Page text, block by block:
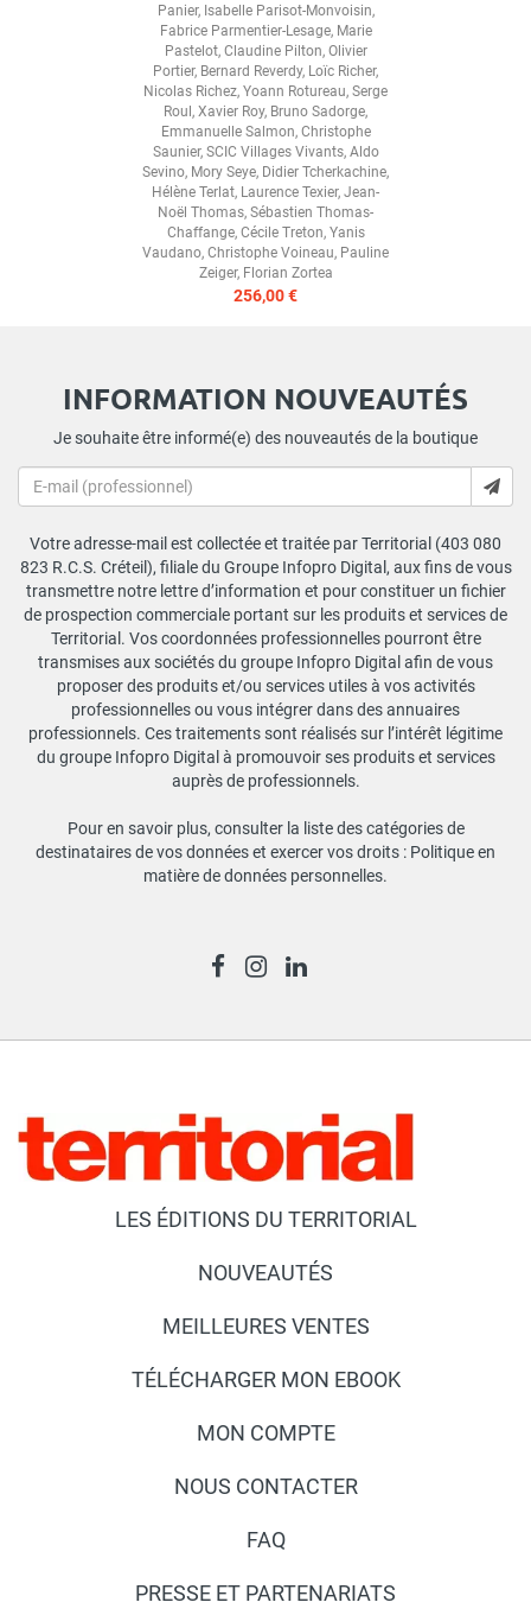
Panier, Isabelle Parisot-Monvoisin,
Fabrice Parmentier-Lesage, Marie
Pastelot, Claudine Pilton, Olivier
Portier, Bernard Reverdy, Loïc Richer,
Nicolas Richez, Yoann Rotureau, Serge
Roul, Xavier Roy, Bruno Sadorge,
Emmanuelle Salmon, Christophe
Saunier, SCIC Villages Vivants, Aldo
Sevino, Mory Seye, Didier Tcherkachine,
Hélène Terlat, Laurence Texier, Jean-
Noël Thomas, Sébastien Thomas-
Chaffange, Cécile Treton, Yanis
Vaudano, Christophe Voineau, Pauline
Zeiger, Florian Zortea
256,00 €
INFORMATION NOUVEAUTÉS
Je souhaite être informé(e) des nouveautés de la boutique
Votre adresse-mail est collectée et traitée par Territorial (403 080
823 R.C.S. Créteil), filiale du Groupe Infopro Digital, aux fins de vous
transmettre notre lettre d’information et pour constituer un fichier
de prospection commerciale portant sur les produits et services de
Territorial. Vos coordonnées professionnelles pourront être
transmises aux sociétés du groupe Infopro Digital afin de vous
proposer des produits et/ou services utiles à vos activités
professionnelles ou vous intégrer dans des annuaires
professionnels. Ces traitements sont réalisés sur l’intérêt légitime
du groupe Infopro Digital à promouvoir ses produits et services
auprès de professionnels.
Pour en savoir plus, consulter la liste des catégories de
destinataires de vos données et exercer vos droits : Politique en
matière de données personnelles.
LES ÉDITIONS DU TERRITORIAL
NOUVEAUTÉS
MEILLEURES VENTES
TÉLÉCHARGER MON EBOOK
MON COMPTE
NOUS CONTACTER
FAQ
PRESSE ET PARTENARIATS